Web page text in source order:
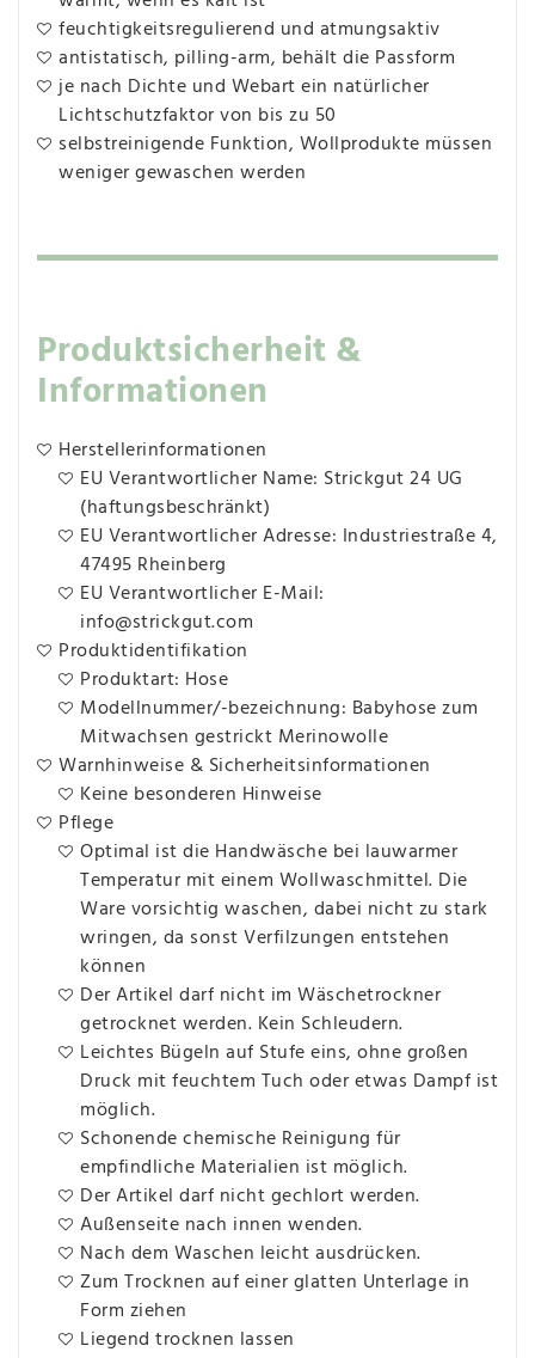
feuchtigkeitsregulierend und atmungsaktiv
antistatisch, pilling-arm, behält die Passform
je nach Dichte und Webart ein natürlicher
Lichtschutzfaktor von bis zu 50
selbstreinigende Funktion, Wollprodukte müssen
weniger gewaschen werden
Produktsicherheit &
Informationen
Herstellerinformationen
EU Verantwortlicher Name: Strickgut 24 UG
(haftungsbeschränkt)
EU Verantwortlicher Adresse: Industriestraße 4,
47495 Rheinberg
EU Verantwortlicher E-Mail:
info@strickgut.com
Produktidentifikation
Produktart: Hose
Modellnummer/-bezeichnung: Babyhose zum
Mitwachsen gestrickt Merinowolle
Warnhinweise & Sicherheitsinformationen
Keine besonderen Hinweise
Pflege
Optimal ist die Handwäsche bei lauwarmer
Temperatur mit einem Wollwaschmittel. Die
Ware vorsichtig waschen, dabei nicht zu stark
wringen, da sonst Verfilzungen entstehen
können
Der Artikel darf nicht im Wäschetrockner
getrocknet werden. Kein Schleudern.
Leichtes Bügeln auf Stufe eins, ohne großen
Druck mit feuchtem Tuch oder etwas Dampf ist
möglich.
Schonende chemische Reinigung für
empfindliche Materialien ist möglich.
Der Artikel darf nicht gechlort werden.
Außenseite nach innen wenden.
Nach dem Waschen leicht ausdrücken.
Zum Trocknen auf einer glatten Unterlage in
Form ziehen
Liegend trocknen lassen